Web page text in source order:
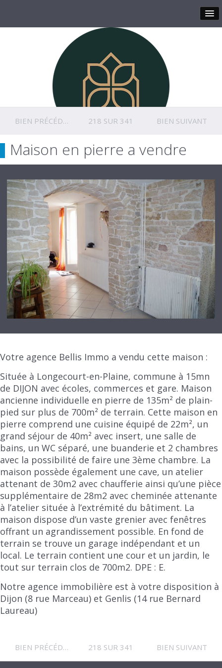
BIEN PRÉCÉDENT 218 SUR 341 BIEN SUIVANT
Maison en pierre a vendre
Votre agence Bellis Immo a vendu cette maison :
Située à Longecourt-en-Plaine, commune à 15mn
de DIJON avec écoles, commerces et gare. Maison
ancienne individuelle en pierre de 135m² de plain-
pied sur plus de 700m² de terrain. Cette maison en
pierre comprend une cuisine équipé de 22m², un
grand séjour de 40m² avec insert, une salle de
bains, un WC séparé, une buanderie et 2 chambres
avec la possibilité de faire une 3ème chambre. La
maison possède également une cave, un atelier
attenant de 30m2 avec chaufferie ainsi qu’une pièce
supplémentaire de 28m2 avec cheminée attenante
à l’atelier située à l’extrémité du bâtiment. La
maison dispose d’un vaste grenier avec fenêtres
offrant un agrandissement possible. En fond de
terrain se trouve un garage indépendant et un
local. Le terrain contient une cour et un jardin, le
tout sur terrain clos de 700m2. DPE : E.
Notre agence immobilière est à votre disposition à
Dijon (8 rue Marceau) et Genlis (14 rue Bernard
Laureau)
BIEN PRÉCÉDENT 218 SUR 341 BIEN SUIVANT